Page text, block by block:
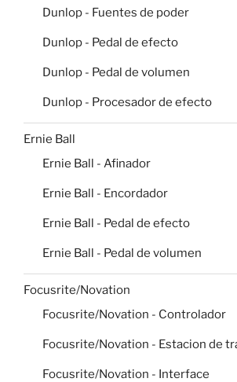
Dunlop - Fuentes de poder
Dunlop - Pedal de efecto
Dunlop - Pedal de volumen
Dunlop - Procesador de efecto
Ernie Ball
Ernie Ball - Afinador
Ernie Ball - Encordador
Ernie Ball - Pedal de efecto
Ernie Ball - Pedal de volumen
Focusrite/Novation
Focusrite/Novation - Controlador
Focusrite/Novation - Estacion de
Focusrite/Novation - Interface